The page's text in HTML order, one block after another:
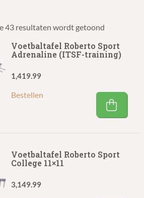
43 resultaten wordt getoond
Voetbaltafel Roberto Sport
Adrenaline (ITSF-training)
Bestellen
1,419.99
Voetbaltafel Roberto Sport
College 11×11
3,149.99